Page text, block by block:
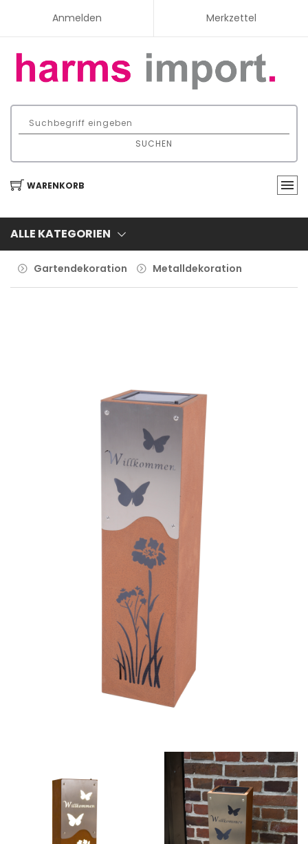
Anmelden Merkzettel
SUCHEN
WARENKORB
ALLE KATEGORIEN
Gartendekoration Metalldekoration